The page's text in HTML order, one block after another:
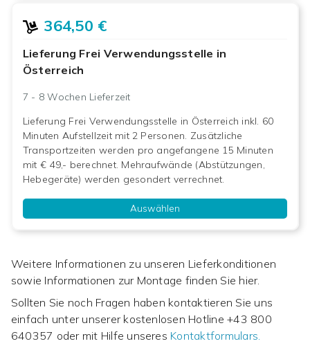
364,50 €
Lieferung Frei Verwendungsstelle in
Österreich
7 - 8 Wochen Lieferzeit
Lieferung Frei Verwendungsstelle in Österreich inkl. 60
Minuten Aufstellzeit mit 2 Personen. Zusätzliche
Transportzeiten werden pro angefangene 15 Minuten
mit € 49,- berechnet. Mehraufwände (Abstützungen,
Hebegeräte) werden gesondert verrechnet.
Auswählen
Weitere Informationen zu unseren Lieferkonditionen
sowie Informationen zur Montage finden Sie hier.
Sollten Sie noch Fragen haben kontaktieren Sie uns
einfach unter unserer kostenlosen Hotline+43 800
640357 oder mit Hilfe unseres Kontaktformulars.